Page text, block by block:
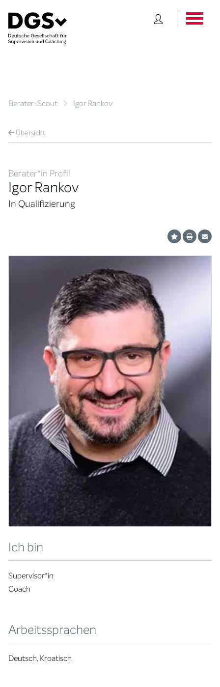
Berater-Scout Igor Rankov
Übersicht
Berater*in Profil
Igor Rankov
In Qualifizierung
Ich bin
Supervisor*in
Coach
Arbeitssprachen
Deutsch, Kroatisch